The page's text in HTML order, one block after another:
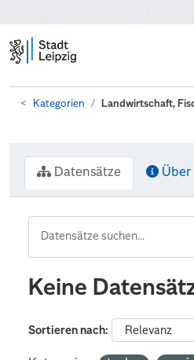
Kategorien Landwirtschaft,
Datensätze Über
Keine
Sortieren nach